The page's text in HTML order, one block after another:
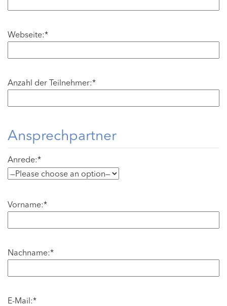
Webseite:*
Anzahl der Teilnehmer:*
Ansprechpartner
Anrede:*
Vorname:*
Nachname:*
E-Mail:*